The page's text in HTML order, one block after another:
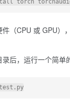
（CPU 或 GPU）
后，运行一个简单